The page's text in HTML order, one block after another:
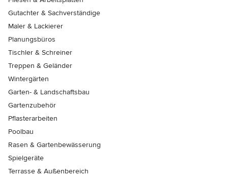
Gutachter & Sachverständige
Maler & Lackierer
Planungsbüros
Tischler & Schreiner
Treppen & Geländer
Wintergärten
Garten- & Landschaftsbau
Gartenzubehör
Pflasterarbeiten
Poolbau
Rasen & Gartenbewässerung
Spielgeräte
Terrasse & Außenbereich